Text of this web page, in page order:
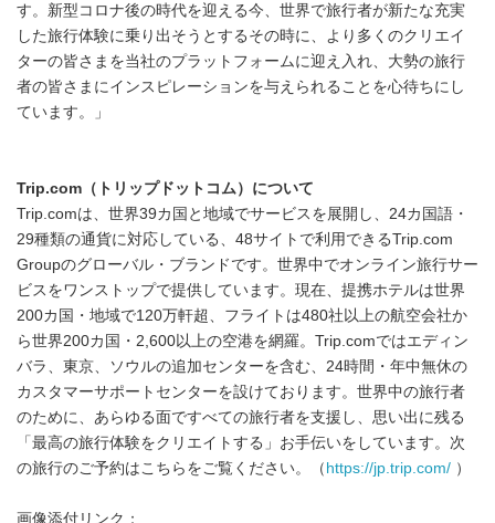
す。新型コロナ後の時代を迎える今、世界で旅行者が新たな充実
した旅行体験に乗り出そうとするその時に、より多くのクリエイ
ターの皆さまを当社のプラットフォームに迎え入れ、大勢の旅行
者の皆さまにインスピレーションを与えられることを心待ちにし
ています。」
Trip.com （トリップドットコム）について
Trip.comは、世界39カ国と地域でサービスを展開し、24カ国語・
29種類の通貨に対応している、48サイトで利用できるTrip.com
Groupのグローバル・ブランドです。世界中でオンライン旅行サー
ビスをワンストップで提供しています。現在、提携ホテルは世界
200カ国・地域で120万軒超、フライトは480社以上の航空会社か
ら世界200カ国・2,600以上の空港を網羅。Trip.comではエディン
バラ、東京、ソウルの追加センターを含む、24時間・年中無休の
カスタマーサポートセンターを設けております。世界中の旅行者
のために、あらゆる面ですべての旅行者を支援し、思い出に残る
「最高の旅行体験をクリエイトする」お手伝いをしています。次
の旅行のご予約はこちらをご覧ください。（ https://jp.trip.com/ ）
画像添付リンク：